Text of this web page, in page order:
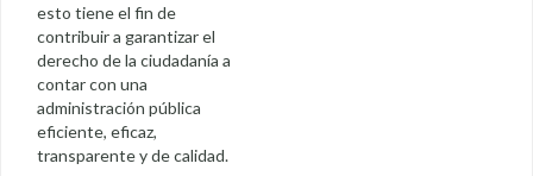
esto tiene el fin de
contribuir a garantizar el
derecho de la ciudadanía a
contar con una
administración pública
eficiente, eficaz,
transparente y de calidad.